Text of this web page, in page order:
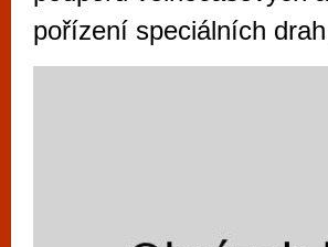
pořízení speciálních
příležitostné hráče. V...